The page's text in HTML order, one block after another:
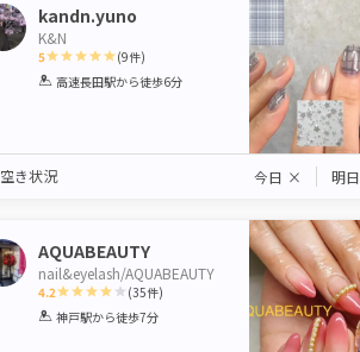
kandn.yuno
K&N
5
1 2 3 4 5
(9件)
高速長田駅から徒歩6分
空き状況 今日 × 明日
AQUABEAUTY
nail&eyelash/AQUABEAUTY
4.2
1 2 3 4 5
(35件)
神戸駅から徒歩7分